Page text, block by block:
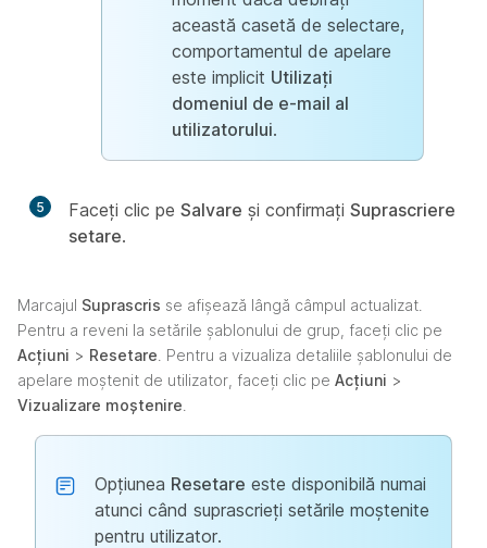
această casetă de selectare,
comportamentul de apelare
este implicit Utilizați
domeniul de e-mail al
utilizatorului.
5 Faceți clic pe Salvare și confirmați Suprascriere
setare.
Marcajul Suprascris se afișează lângă câmpul actualizat.
Pentru a reveni la setările șablonului de grup, faceți clic pe
Acțiuni > Resetare . Pentru a vizualiza detaliile șablonului de
apelare moștenit de utilizator, faceți clic pe Acțiuni >
Vizualizare moștenire
Opțiunea Resetare este disponibilă numai
atunci când suprascrieți setările moștenite
pentru utilizator.